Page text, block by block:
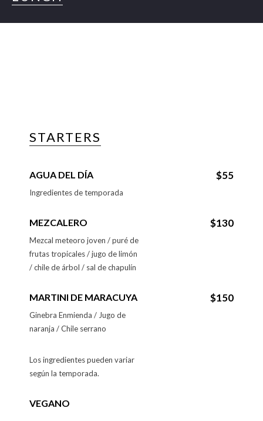
STARTERS
AGUA DEL DÍA $55
Ingredientes de temporada
MEZCALERO $130
Mezcal meteoro joven / puré de
frutas tropicales / jugo de limón
/ chile de árbol / sal de chapulín
MARTINI DE MARACUYA $150
Ginebra Enmienda / Jugo de
naranja / Chile serrano
Los ingredientes pueden variar
según la temporada.
VEGANO